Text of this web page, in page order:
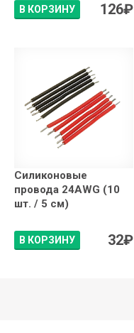
В КОРЗИНУ 126₽
Силиконовые
провода 24AWG (10
шт. / 5 см)
В КОРЗИНУ 32₽